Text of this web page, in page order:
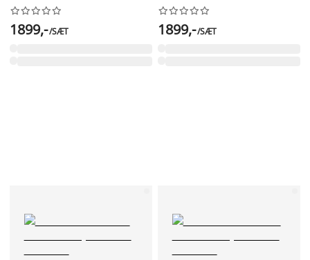






1899,-/SÆT






1899,-/SÆT